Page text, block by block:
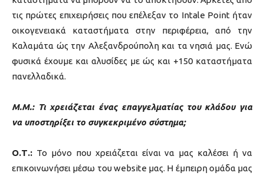
τις πρώτες επιχειρήσεις που επέλεξαν το Intale Point ήταν
οικογενειακά καταστήματα στην περιφέρεια, από την
Καλαμάτα ώς την Αλεξανδρούπολη και τα νησιά μας. Ενώ
φυσικά έχουμε και αλυσίδες με ώς και +150 καταστήματα
πανελλαδικά.
Μ.Μ.: Τι χρειάζεται ένας επαγγελματίας του κλάδου για
να υποστηρίξει το συγκεκριμένο σύστημα;
Ο.Τ.: Το μόνο που χρειάζεται είναι να μας καλέσει ή να
επικοινωνήσει μέσω του website μας. Η έμπειρη ομάδα μας